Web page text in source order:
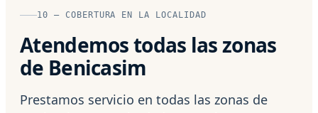
10 — COBERTURA EN LA LOCALIDAD
Atendemos todas las zonas
de Benicasim
Prestamos servicio en todas las zonas de